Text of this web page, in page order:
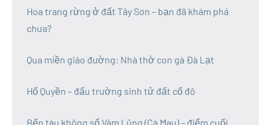
Hoa trang rừng ở đất Tây Sơn – bạn đã khám phá
chưa?
Qua miền giáo đường: Nhà thờ con gà Đà Lạt
Hổ Quyền – đấu trường sinh tử đất cố đô
Bến tàu không số Vàm Lũng (Cà Mau) – điểm cuối